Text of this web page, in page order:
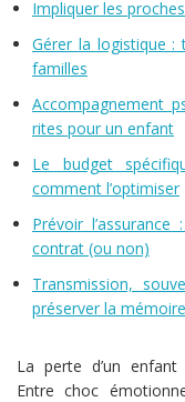
Impliquer les
Gérer la logistique :
familles
Accompagnement
rites pour un enfant
Le budget
comment l’optimiser
Prévoir
contrat (ou non)
Transmission,
préserver la mémoire
La perte d’un
Entre choc